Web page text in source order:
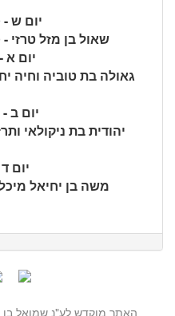
יום ש
שאול בן מזל טרזי
יום א
גאולה בת טוביה וחיה
יום ב
יהודית בת ניקולאי
יום
משה בן יחיאל
האתר מוקדש לע"נ שמואל בן